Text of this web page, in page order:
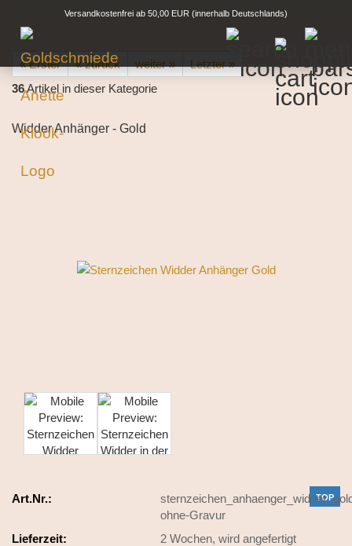
Versandkostenfrei ab 50,00 EUR (innerhalb Deutschlands)
« Erster « zurück weiter »
Letzter »
36Artikel in dieser Kategorie
Widder Anhänger - Gold
TOP
Art.Nr.:
ohne-Gravur
Lieferzeit:
2 Wochen, wird angefertigt